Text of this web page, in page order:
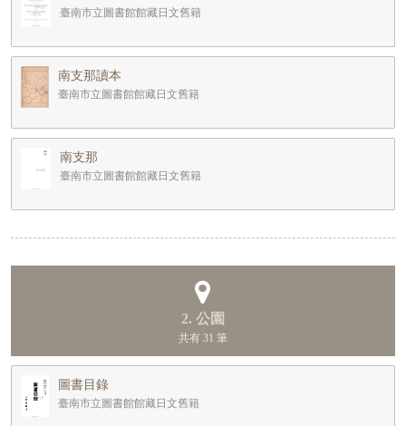
臺南市立圖書館館藏日文舊籍
南支那讀本
臺南市立圖書館館藏日文舊籍
南支那
臺南市立圖書館館藏日文舊籍
2. 公園
共有 31 筆
圖書目錄
臺南市立圖書館館藏日文舊籍